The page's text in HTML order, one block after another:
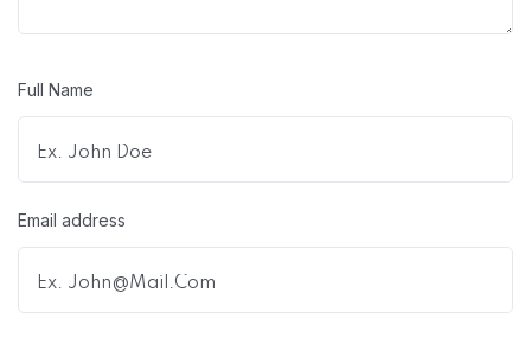
Full Name
Email address